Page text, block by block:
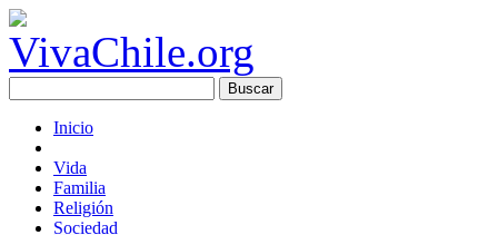
Inicio
Vida
Familia
Religión
Sociedad